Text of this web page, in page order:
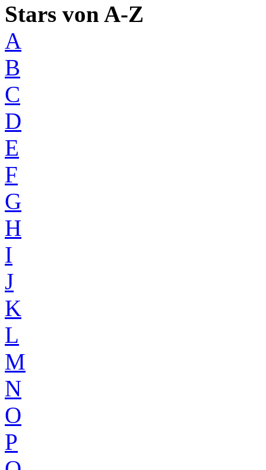
Stars von A-Z
A
B
C
D
E
F
G
H
I
J
K
L
M
N
O
P